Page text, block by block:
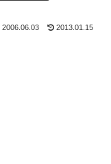
2006.06.03 2013.01.15